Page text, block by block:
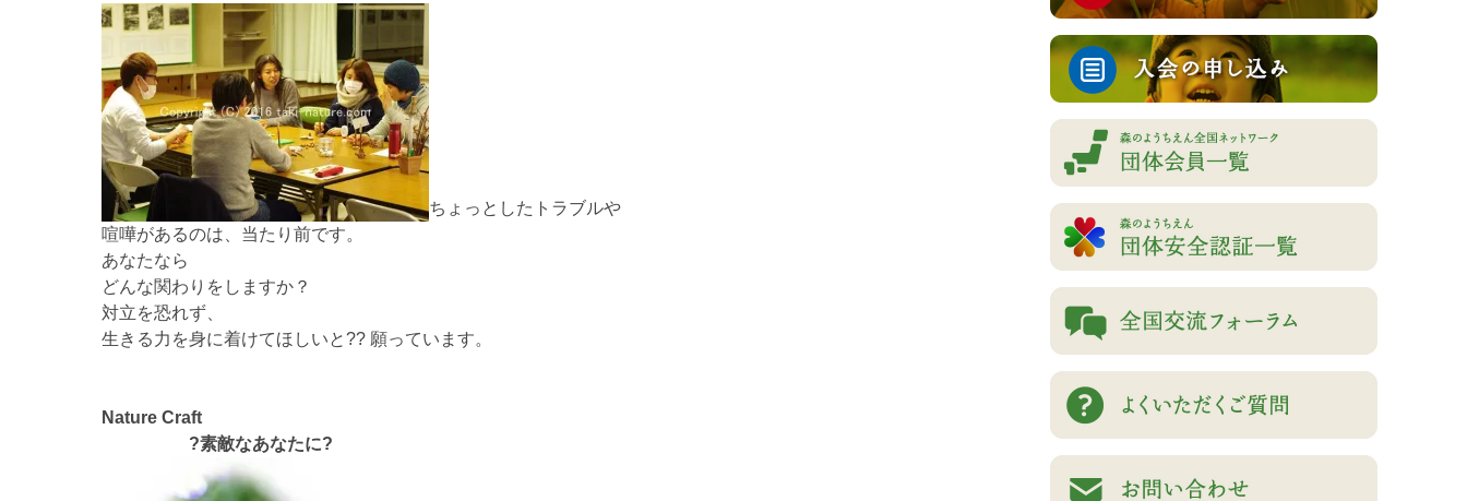
ちょっとしたトラブルや
喧嘩があるのは、当たり前です。
あなたなら
どんな関わりをしますか？
対立を恐れず、
生きる力を身に着けてほしいと?? 願っています。
Nature Craft
?素敵なあなたに?